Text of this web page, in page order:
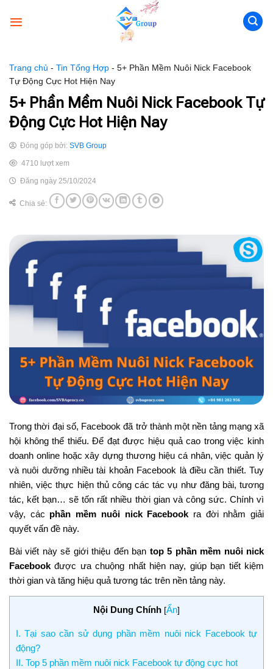
Trang chủ - Tin Tổng Hợp - 5+ Phần Mềm Nuôi Nick Facebook
Tự Động Cực Hot Hiện Nay
5+ Phần Mềm Nuôi Nick Facebook Tự
Động Cực Hot Hiện Nay
Đóng góp bởi: SVB Group
4710 lượt xem
Đăng ngày 25/10/2024
Chia sẻ:
Trong thời đại số, Facebook đã trở thành một nền tảng mạng xã
hội không thể thiếu. Để đạt được hiệu quả cao trong việc kinh
doanh online hoặc xây dựng thương hiệu cá nhân, việc quản lý
và nuôi dưỡng nhiều tài khoản Facebook là điều cần thiết. Tuy
nhiên, việc thực hiện thủ công các tác vụ như đăng bài, tương
tác, kết bạn… sẽ tốn rất nhiều thời gian và công sức. Chính vì
vậy, các phần mềm nuôi nick Facebook ra đời nhằm giải
quyết vấn đề này.
Bài viết này sẽ giới thiệu đến bạn top 5 phần mềm nuôi nick
Facebook được ưa chuộng nhất hiện nay, giúp bạn tiết kiệm
thời gian và tăng hiệu quả tương tác trên nền tảng này.
Nội Dung Chính [Ẩn]
I. Tại sao cần sử dụng phần mềm nuôi nick Facebook tự
động?
II. Top 5 phần mềm nuôi nick Facebook tự động cực hot